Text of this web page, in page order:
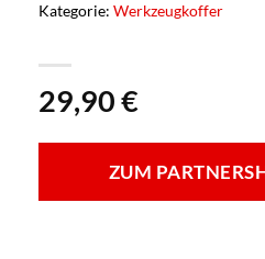
29,90€
ZUM
Kategorie: Werkzeugkoffer